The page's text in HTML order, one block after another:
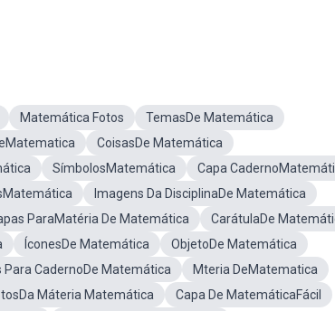
Matemática Fotos
TemasDe Matemática
CoisasDe Matemática
SímbolosMatemática
Capa
Imagens Da DisciplinaDe Matemática
ParaMatéria De Matemática
CarátulaDe
ÍconesDe Matemática
ObjetoDe Matemática
Para CadernoDe Matemática
Mteria DeMatematica
Máteria Matemática
Capa De MatemáticaFácil